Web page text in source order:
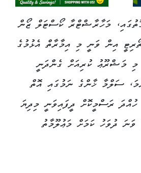
މަހާރާޝްޓްރާ ކޯސްޓަލް ޒޯން
އިން ވަނީ މި އިމާރާތް އެޅުމުގެ
މި މަޝްރޫޢު ކުރިއަށް ގެންދަނީ
ސަލްމާ ޚާންގެ ނަމުގައި އޮތް
ހުއްދަ ރަސްމީކޮށް ދީފައިވަނީ މިދިޔަ
ޖޫން މަހުގެ 16 ވަނަ ދުވަހު ކަމަށް މަޢުލޫމާތު